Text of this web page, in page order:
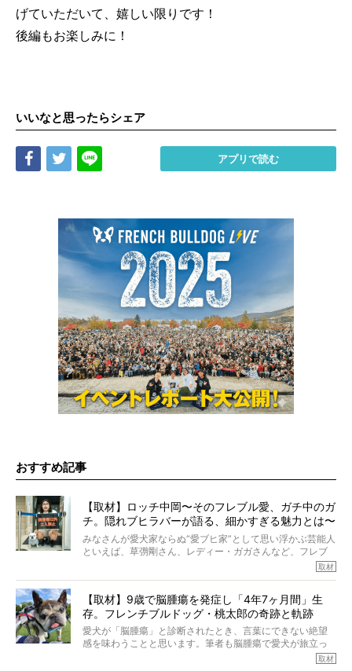
げていただいて、嬉しい限りです！
後編もお楽しみに！
いいなと思ったらシェア
Share Tweet アプリで読む
おすすめ記事
【取材】ロッチ中岡〜そのフレブル愛、ガチ中のガ
チ。隠れブヒラバーが語る、細かすぎる魅力とは〜
【前編】
みなさんが愛犬家ならぬ“愛ブヒ家”として思い浮かぶ芸能人
といえば、草彅剛さん、レディー・ガガさんなど、フレブ
ルを飼っている方が多いと思います。が、ロッチ中岡さん
も、じつは大のフレブルラバーだというのをご存知です
んのインスタグラムを覗くと、たくさんのフレブルアカウ
ントがフォローされていて、わが『FRENCH BULLDOG
LIFE』モデルのnicoやトーラスも、その中の一頭。
そんな中岡さんに、フレブルの魅力を語っていただきまし
た。そのブヒ愛っぷりは、思ってた以上！ ガチ中のガチ
取材
【取材】9歳で脳腫瘍を発症し「4年7ヶ月間」生
存。フレンチブルドッグ・桃太郎の奇跡と軌跡
愛犬が「脳腫瘍」と診断されたとき、言葉にできない絶望
感を味わうことと思います。筆者も脳腫瘍で愛犬が旅立っ
たひとり。だからこそ、どれほど厄介で困難な病気かを理
解をしているつもりです。「発症から1年生存すれば素晴ら
取材